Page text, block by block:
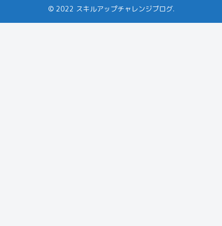
© 2022 スキルアップチャレンジブログ.